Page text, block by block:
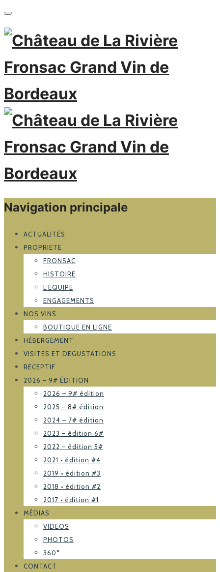
Navigation principale
ACTUALITÉS
PROPRIETE
FRONSAC
HISTOIRE
L’EQUIPE
ENGAGEMENTS
NOS VINS
BOUTIQUE EN LIGNE
HÉBERGEMENT
VISITES ET DEGUSTATIONS
RECEPTIF
2026 – 9# ÉDITION
2026 – 9# édition
2025 – 8# édition
2024 – 7# édition
2023 – édition 6#
2022 – édition 5#
2021 • édition #4
2019 • édition #3
2018 • édition #2
2017 • édition #1
MÉDIAS
VIDEOS
PHOTOS
360°
CONTACT